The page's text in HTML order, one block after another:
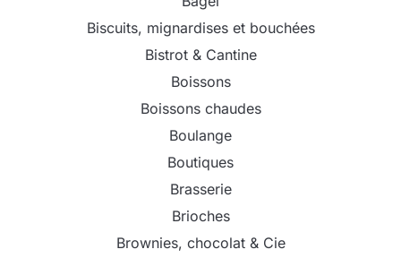
Biscuits, mignardises et bouchées
Bistrot & Cantine
Boissons
Boissons chaudes
Boulange
Boutiques
Brasserie
Brioches
Brownies, chocolat & Cie